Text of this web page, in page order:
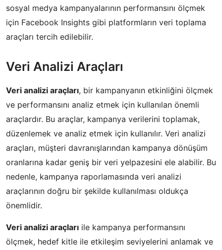
sosyal medya kampanyalarının performansını ölçmek
için Facebook Insights gibi platformların veri toplama
araçları tercih edilebilir.
Veri Analizi Araçları
Veri analizi araçları, bir kampanyanın etkinliğini ölçmek
ve performansını analiz etmek için kullanılan önemli
araçlardır. Bu araçlar, kampanya verilerini toplamak,
düzenlemek ve analiz etmek için kullanılır. Veri analizi
araçları, müşteri davranışlarından kampanya dönüşüm
oranlarına kadar geniş bir veri yelpazesini ele alabilir. Bu
nedenle, kampanya raporlamasında veri analizi
araçlarının doğru bir şekilde kullanılması oldukça
önemlidir.
Veri analizi araçları ile kampanya performansını
ölçmek, hedef kitle ile etkileşim seviyelerini anlamak ve